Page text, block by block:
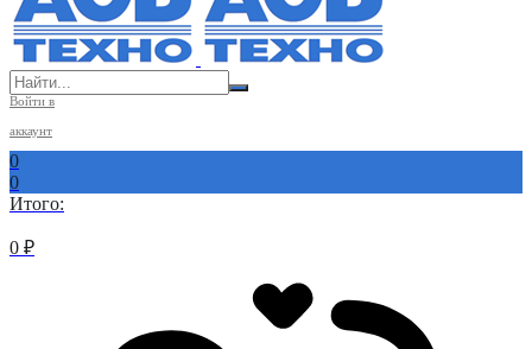
Войти в
аккаунт
0
0
Итого:
0 ₽